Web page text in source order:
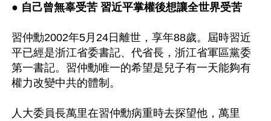
● 自己曾無辜受苦 習近平掌權後想讓全世界受苦
習仲勳2002年5月24日離世，享年88歲。屆時習近
平已經是浙江省委書記、代省長，浙江省軍區黨委
第一書記。習仲勳唯一的希望是兒子有一天能夠有
權力改變中共的體制。
人大委員長萬里在習仲勳病重時去探望他，萬里